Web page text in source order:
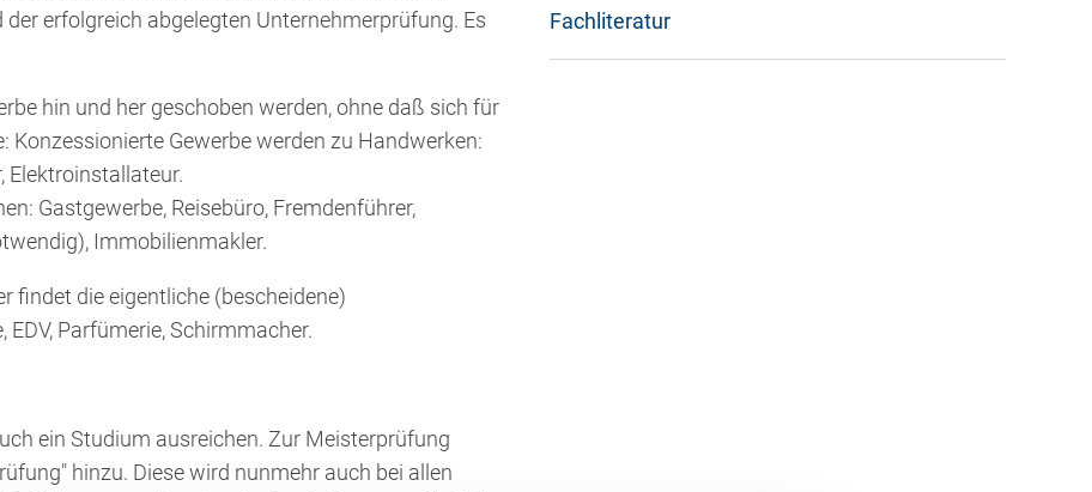
erfolgreich abgelegten Unternehmerprüfung. Es
hin und her geschoben werden, ohne daß sich für
Gewerbe werden zu Handwerken:
Elektroinstallateur.
Gastgewerbe, Reisebüro, Fremdenführer,
Immobilienmakler.
findet die eigentliche (bescheidene)
Parfümerie, Schirmmacher.
ein Studium ausreichen. Zur Meisterprüfung
hinzu. Diese wird nunmehr auch bei allen
Fachliteratur